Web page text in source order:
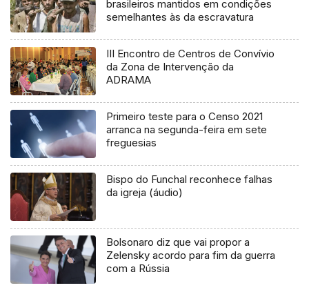
brasileiros mantidos em condições
semelhantes às da escravatura
III Encontro de Centros de Convívio
da Zona de Intervenção da
ADRAMA
Primeiro teste para o Censo 2021
arranca na segunda-feira em sete
freguesias
Bispo do Funchal reconhece falhas
da igreja (áudio)
Bolsonaro diz que vai propor a
Zelensky acordo para fim da guerra
com a Rússia